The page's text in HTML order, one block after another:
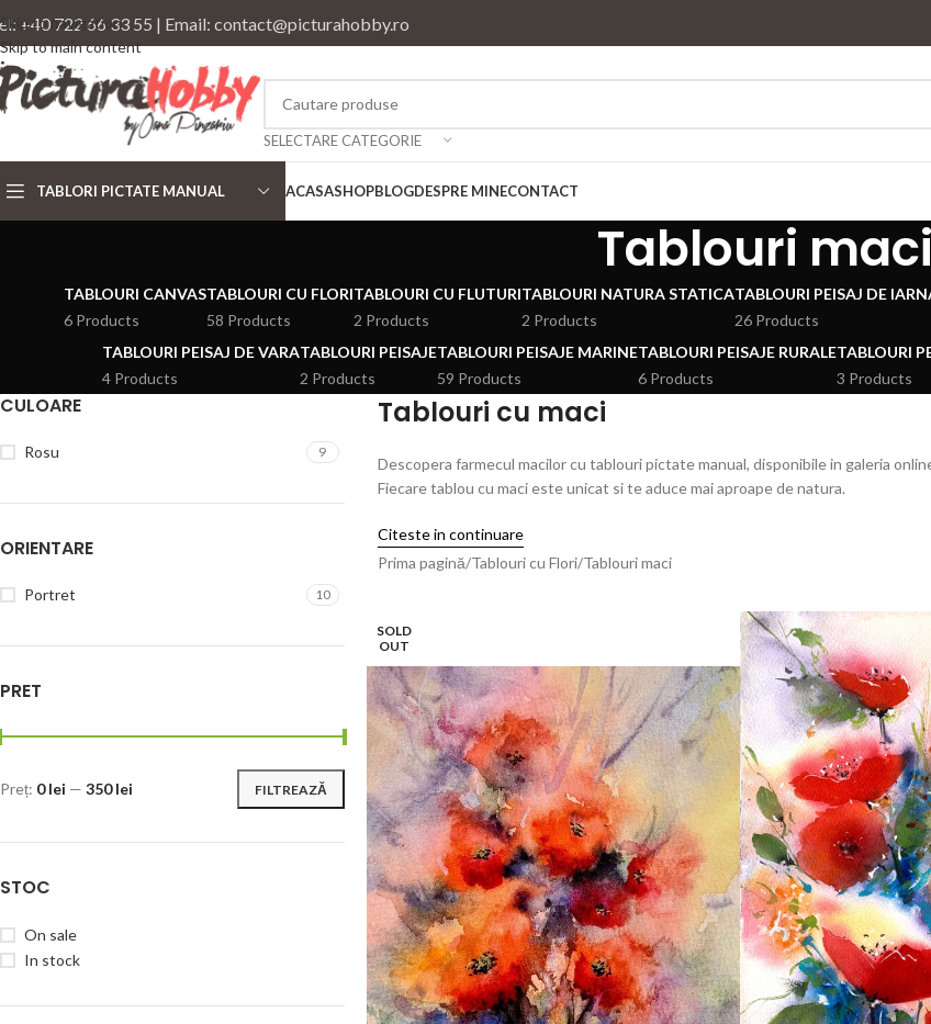
Skip to navigation
Skip to main content
+40 722 66 33 55 | Email: contact@picturahobby.ro
SELECTARE CATEGORIE
TABLORI PICTATE MANUAL ACASASHOPBLOGDESPRE MINECONTACT
Tablouri maci
TABLOURI CANVAS
6 Products
TABLOURI CU FLORI
58 Products
TABLOURI CU FLUTURI
2 Products
TABLOURI NATURA STATICA
2 Products
TABLOURI PEISAJ DE
26 Products
TABLOURI PEISAJ DE VARA
4 Products
TABLOURI PEISAJE
2 Products
TABLOURI PEISAJE MARINE
59 Products
TABLOURI PEISAJE RURALE
6 Products
TABLOURI
3 Products
CULOARE
Rosu 9
ORIENTARE
Portret 10
PRET
FILTREAZĂ
Preț: 0 lei — 350 lei
STOC
On sale
In stock
Tablouri cu maci
Descopera farmecul macilor cu tablouri pictate manual, disponibile in galeria
Fiecare tablou cu maci este unicat si te aduce mai aproape de natura.
Citeste in continuare
Prima pagină Tablouri cu Flori Tablouri maci
SOLD
OUT